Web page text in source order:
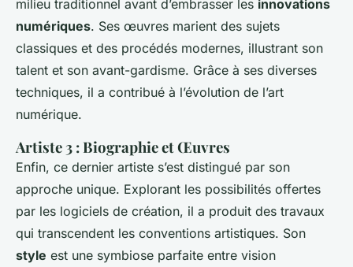
milieu traditionnel avant d’embrasser les innovations
numériques. Ses œuvres marient des sujets
classiques et des procédés modernes, illustrant son
talent et son avant-gardisme. Grâce à ses diverses
techniques, il a contribué à l’évolution de l’art
numérique.
Artiste 3 : Biographie et Œuvres
Enfin, ce dernier artiste s’est distingué par son
approche unique. Explorant les possibilités offertes
par les logiciels de création, il a produit des travaux
qui transcendent les conventions artistiques. Son
style est une symbiose parfaite entre vision